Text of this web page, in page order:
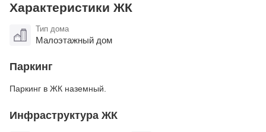
Характеристики ЖК
Тип дома
Малоэтажный дом
Паркинг
Паркинг в ЖК наземный.
Инфраструктура ЖК